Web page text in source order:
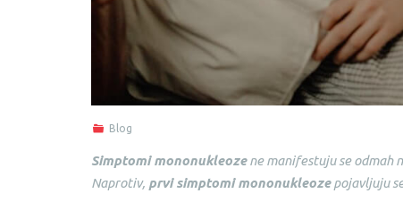
Blog
Simptomi mononukleozene manifestuju se odmah
Naprotiv, prvi simptomi mononukleozepojavljuju